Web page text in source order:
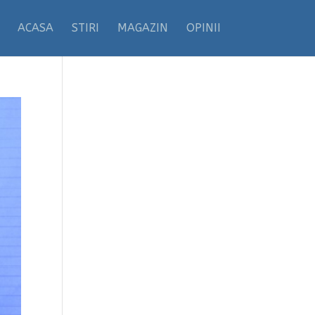
ACASA STIRI MAGAZIN OPINII